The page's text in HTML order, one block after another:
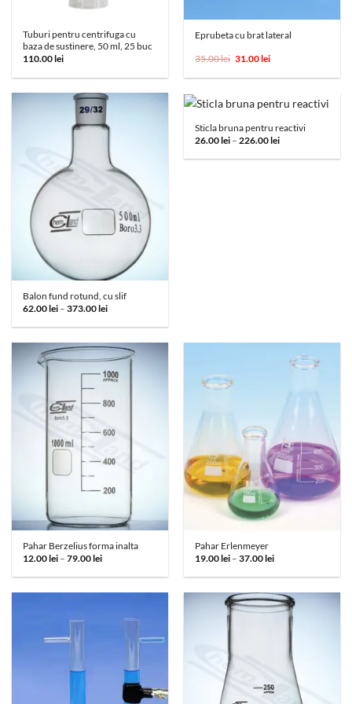
Tuburi pentru centrifuga cu
baza de sustinere, 50 ml, 25 buc
110.00lei
Eprubeta cu brat lateral
35.00lei Prețul
a
31.00leiPrețul
este:
Balon fund rotund, cu slif
62.00lei – 373.00leiInterval
prețuri:
până
la
373.00 lei
Sticla bruna pentru reactivi
26.00lei – 226.00leiInterval
prețuri:
Pahar Berzelius forma inalta
12.00lei – 79.00leiInterval
prețuri:
până
Pahar Erlenmeyer
19.00lei – 37.00leiInterval
prețuri:
până
la
37.00 lei